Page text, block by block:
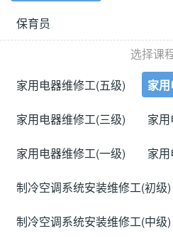
保育员
选择课程
家用电器维修工(五级)
家
家用电器维修工(三级) 家
家用电器维修工(一级) 家
制冷空调系统安装维修工(初级)
制冷空调系统安装维修工(中级)